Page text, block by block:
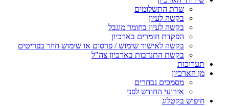
שרת התשלומים
בקשה לעיון
בקשה לעיון בחומר מוגבל
הפקדת חומרים בארכיון
בקשה לאישור שימוש / פרסום או שימוש חוזר בפריטים
בקשת התנדבות בארכיון צה"ל
תערוכות
מן הארכיון
מסמכים נבחרים
אירועי החודש לפני
חיפוש בקטלוג